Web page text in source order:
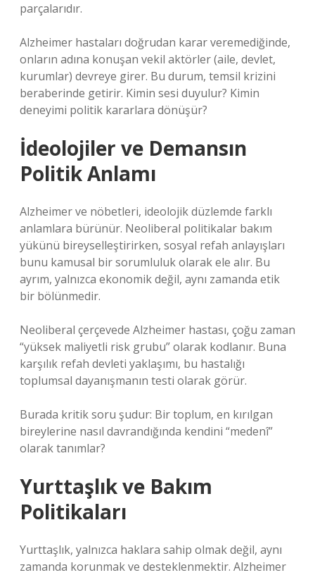
parçalarıdır.
Alzheimer hastaları doğrudan karar veremediğinde,
onların adına konuşan vekil aktörler (aile, devlet,
kurumlar) devreye girer. Bu durum, temsil krizini
beraberinde getirir. Kimin sesi duyulur? Kimin
deneyimi politik kararlara dönüşür?
İdeolojiler ve Demansın
Politik Anlamı
Alzheimer ve nöbetleri, ideolojik düzlemde farklı
anlamlara bürünür. Neoliberal politikalar bakım
yükünü bireyselleştirirken, sosyal refah anlayışları
bunu kamusal bir sorumluluk olarak ele alır. Bu
ayrım, yalnızca ekonomik değil, aynı zamanda etik
bir bölünmedir.
Neoliberal çerçevede Alzheimer hastası, çoğu zaman
“yüksek maliyetli risk grubu” olarak kodlanır. Buna
karşılık refah devleti yaklaşımı, bu hastalığı
toplumsal dayanışmanın testi olarak görür.
Burada kritik soru şudur: Bir toplum, en kırılgan
bireylerine nasıl davrandığında kendini “medenî”
olarak tanımlar?
Yurttaşlık ve Bakım
Politikaları
Yurttaşlık, yalnızca haklara sahip olmak değil, aynı
zamanda korunmak ve desteklenmektir. Alzheimer